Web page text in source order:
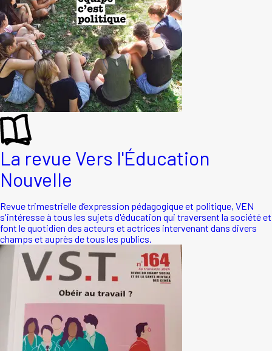
La revue Vers l'Éducation
Nouvelle
Revue trimestrielle d’expression pédagogique et politique, VEN
s'intéresse à tous les sujets d'éducation qui traversent la société et
font le quotidien des acteurs et actrices intervenant dans divers
champs et auprès de tous les publics.